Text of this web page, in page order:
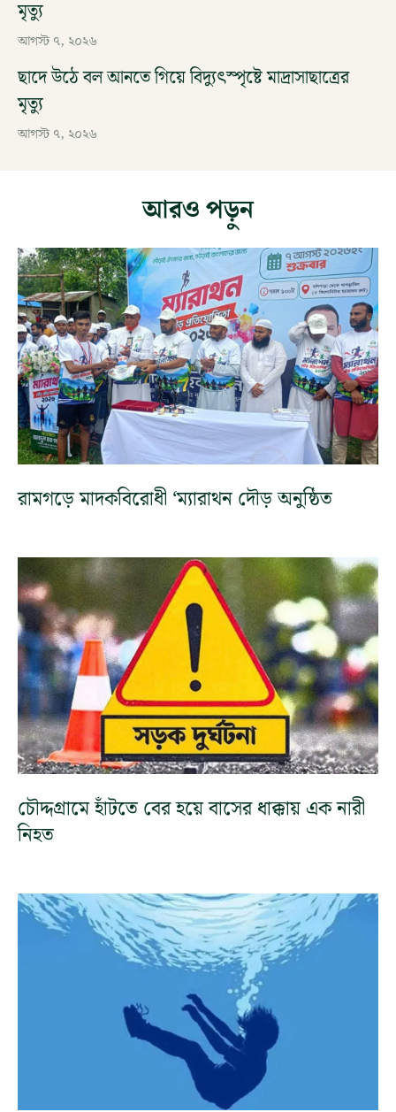
মৃত্যু
আগস্ট ৭, ২০২৬
ছাদে উঠে বল আনতে গিয়ে বিদ্যুৎস্পৃষ্টে মাদ্রাসাছাত্রের
মৃত্যু
আগস্ট ৭, ২০২৬
আরও পড়ুন
রামগড়ে মাদকবিরোধী ‘ম্যারাথন দৌড় অনুষ্ঠিত
চৌদ্দগ্রামে হাঁটতে বের হয়ে বাসের ধাক্কায় এক নারী
নিহত